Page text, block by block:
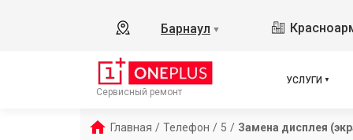
Барнаул ▼
Сервисный ремонт
УСЛУГИ
Главная / Телефон / 5 / Замена дисплея